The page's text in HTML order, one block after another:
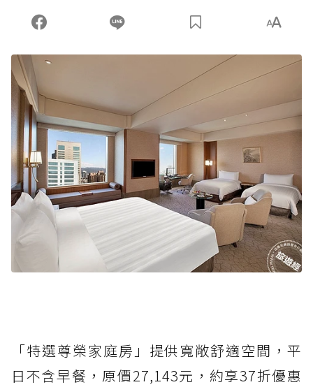
「特選尊榮家庭房」提供寬敞舒適空間，平
日不含早餐，原價27,143元，約享37折優惠